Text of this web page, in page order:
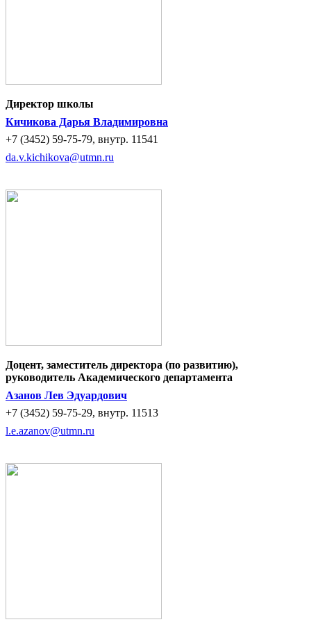
Директор школы
Кичикова Дарья Владимировна
+7 (3452) 59-75-79, внутр. 11541
da.v.kichikova@utmn.ru
Доцент, заместитель директора (по развитию),
руководитель Академического департамента
Азанов Лев Эдуардович
+7 (3452) 59-75-29, внутр. 11513
l.e.azanov@utmn.ru